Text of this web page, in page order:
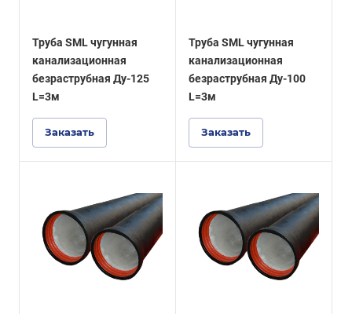
Труба SML чугунная
канализационная
безраструбная Ду-125
L=3м
Заказать
Труба SML чугунная
канализационная
безраструбная Ду-100
L=3м
Заказать